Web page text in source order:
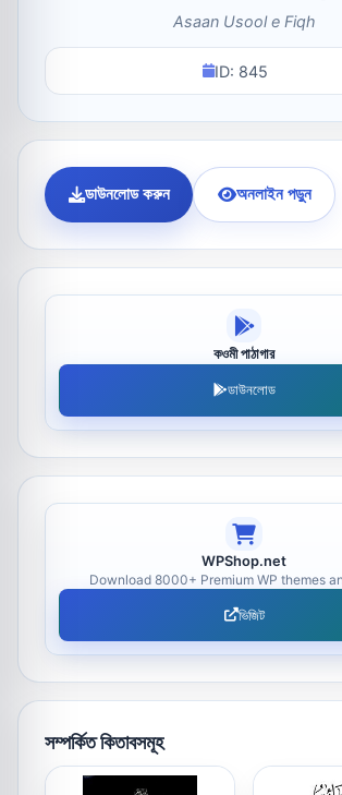
Asaan Usool e Fiqh
ID: 845
ডাউনলোড করুন অনলাইন পড়ুন
কওমী পাঠাগার
ডাউনলোড
WPShop.net
Download 8000+ Premium WP themes
ভিজিট
সম্পর্কিত কিতাবসমূহ